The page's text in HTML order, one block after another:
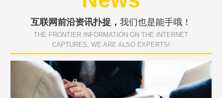
互联网前沿资讯扑捉， 我们也是能手哦！
THE FRONTIER INFORMATION ON THE INTERNET
CAPTURES, WE ARE ALSO EXPERTS!